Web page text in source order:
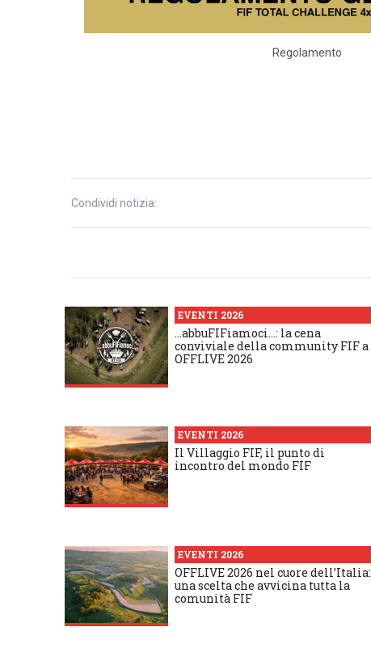
Regolamento
Condividi notizia:
EVENTI 2026
…abbuFIFiamoci…: la cena
conviviale della community FIF a
OFFLIVE 2026
EVENTI 2026
Il Villaggio FIF, il punto di
incontro del mondo FIF
EVENTI 2026
OFFLIVE 2026 nel cuore dell’Italia:
una scelta che avvicina tutta la
comunità FIF